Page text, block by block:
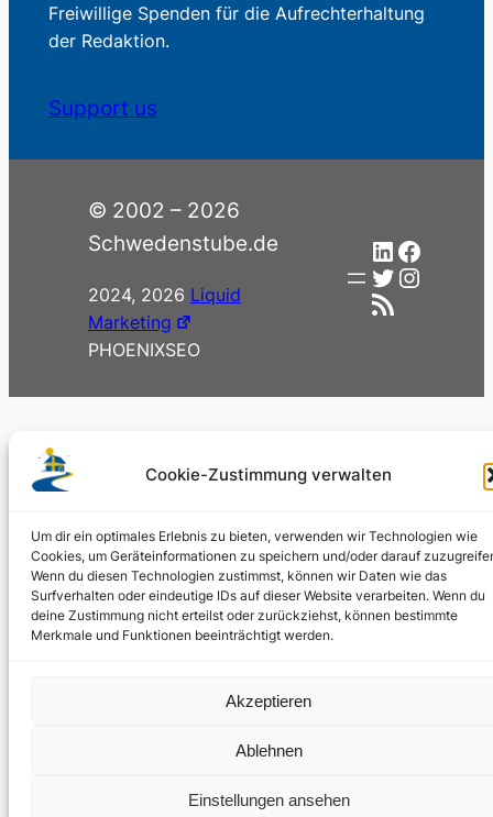
Cookie-Zustimmung verwalten
Um dir ein optimales Erlebnis zu bieten, verwenden wir Technologien wie
Cookies, um Geräteinformationen zu speichern und/oder darauf
Wenn du diesen Technologien zustimmst, können wir Daten wie das
Surfverhalten oder eindeutige IDs auf dieser Website verarbeiten. Wenn du
deine Zustimmung nicht erteilst oder zurückziehst, können bestimmte
Merkmale und Funktionen beeinträchtigt werden.
Akzeptieren
Ablehnen
Einstellungen ansehen
Freiwillige Spenden für die Aufrechterhaltung
der Redaktion.
Support us
© 2002 – 2026
Schwedenstube.de
2024, 2026 Liquid
Marketing
PHOENIXSEO
LinkedIn
Twitter
RSS-Feed